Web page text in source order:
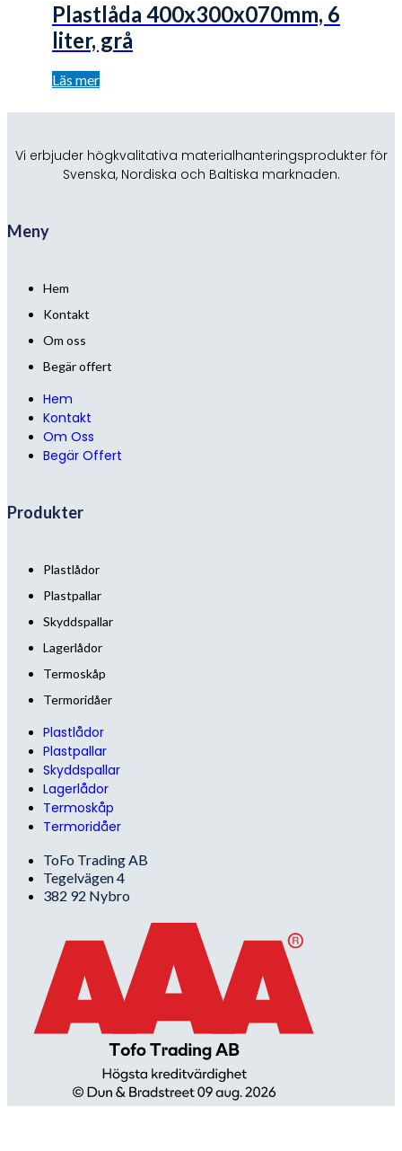
Plastlåda 400x300x070mm, 6
liter, grå
Läs mer
Vi erbjuder högkvalitativa materialhanteringsprodukter för
Svenska, Nordiska och Baltiska marknaden.
Meny
Hem
Kontakt
Om oss
Begär offert
Hem
Kontakt
Om Oss
Begär Offert
Produkter
Plastlådor
Plastpallar
Skyddspallar
Lagerlådor
Termoskåp
Termoridåer
Plastlådor
Plastpallar
Skyddspallar
Lagerlådor
Termoskåp
Termoridåer
ToFo Trading AB
Tegelvägen 4
382 92 Nybro